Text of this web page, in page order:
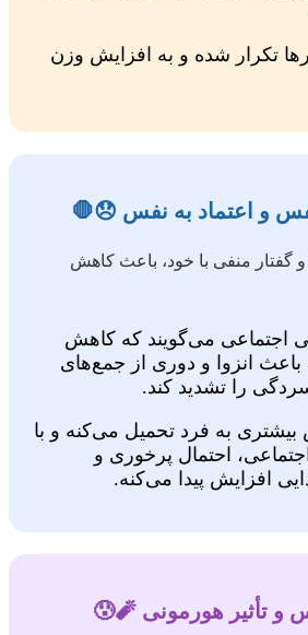
تکرار شده و به افزایش وزن
گفتار منفی با خود، باعث کاهش
اجتماعی می‌گویند که کاهش
انزوا و دوری از جمع‌های
را تشدید کند.
به فرد تحمیل می‌کنه و با
احتمال پرخوری و
افزایش پیدا می‌کنه.